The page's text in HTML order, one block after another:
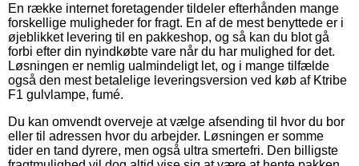
En række internet foretagender tildeler efterhånden mange
forskellige muligheder for fragt. En af de mest benyttede er i
øjeblikket levering til en pakkeshop, og så kan du blot gå
forbi efter din nyindkøbte vare når du har mulighed for det.
Løsningen er nemlig ualmindeligt let, og i mange tilfælde
også den mest betalelige leveringsversion ved køb af Ktribe
F1 gulvlampe, fumé.
Du kan omvendt overveje at vælge afsending til hvor du bor
eller til adressen hvor du arbejder. Løsningen er somme
tider en tand dyrere, men også ultra smertefri. Den billigste